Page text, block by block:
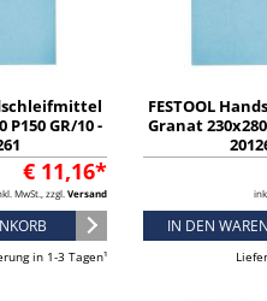
P150 GR/10 -
€ 11,16*
MwSt., zzgl. Versand
in 1-3 Tagen¹
FESTOOL
Granat 230x280
IN DEN